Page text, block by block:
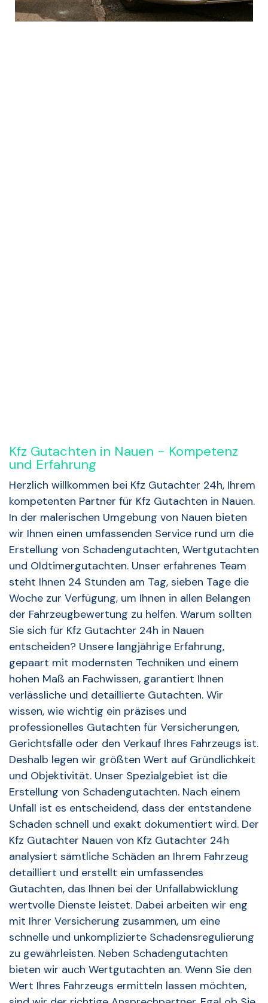
Kfz Gutachten in Nauen - Kompetenz
und Erfahrung
Herzlich willkommen bei Kfz Gutachter 24h, Ihrem
kompetenten Partner für Kfz Gutachten in Nauen.
In der malerischen Umgebung von Nauen bieten
wir Ihnen einen umfassenden Service rund um die
Erstellung von Schadengutachten, Wertgutachten
und Oldtimergutachten. Unser erfahrenes Team
steht Ihnen 24 Stunden am Tag, sieben Tage die
Woche zur Verfügung, um Ihnen in allen Belangen
der Fahrzeugbewertung zu helfen. Warum sollten
Sie sich für Kfz Gutachter 24h in Nauen
entscheiden? Unsere langjährige Erfahrung,
gepaart mit modernsten Techniken und einem
hohen Maß an Fachwissen, garantiert Ihnen
verlässliche und detaillierte Gutachten. Wir
wissen, wie wichtig ein präzises und
professionelles Gutachten für Versicherungen,
Gerichtsfälle oder den Verkauf Ihres Fahrzeugs ist.
Deshalb legen wir größten Wert auf Gründlichkeit
und Objektivität. Unser Spezialgebiet ist die
Erstellung von Schadengutachten. Nach einem
Unfall ist es entscheidend, dass der entstandene
Schaden schnell und exakt dokumentiert wird. Der
Kfz Gutachter Nauen von Kfz Gutachter 24h
analysiert sämtliche Schäden an Ihrem Fahrzeug
detailliert und erstellt ein umfassendes
Gutachten, das Ihnen bei der Unfallabwicklung
wertvolle Dienste leistet. Dabei arbeiten wir eng
mit Ihrer Versicherung zusammen, um eine
schnelle und unkomplizierte Schadensregulierung
zu gewährleisten. Neben Schadengutachten
bieten wir auch Wertgutachten an. Wenn Sie den
Wert Ihres Fahrzeugs ermitteln lassen möchten,